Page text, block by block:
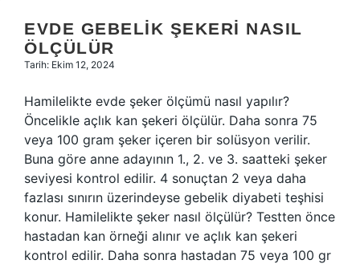
EVDE GEBELIK ŞEKERI NASIL
ÖLÇÜLÜR
Tarih: Ekim 12, 2024
Hamilelikte evde şeker ölçümü nasıl yapılır?
Öncelikle açlık kan şekeri ölçülür. Daha sonra 75
veya 100 gram şeker içeren bir solüsyon verilir.
Buna göre anne adayının 1., 2. ve 3. saatteki şeker
seviyesi kontrol edilir. 4 sonuçtan 2 veya daha
fazlası sınırın üzerindeyse gebelik diyabeti teşhisi
konur. Hamilelikte şeker nasıl ölçülür? Testten önce
hastadan kan örneği alınır ve açlık kan şekeri
kontrol edilir. Daha sonra hastadan 75 veya 100 gr